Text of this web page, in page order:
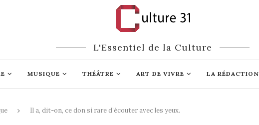
L'Essentiel de la Culture
MUSIQUE THÉÂTRE ART DE VIVRE LA RÉDACTION
Il a, dit-on, ce don si rare d’écouter avec les yeux.